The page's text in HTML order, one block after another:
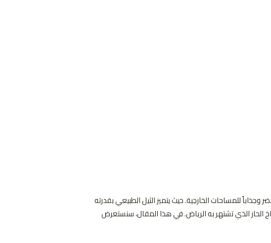
للمساحات الخارجية. حيث يتميز الثيل الطبيعي بقدرته
الحار الذي تشتهر به الرياض. في هذا المقال، سنستعرض